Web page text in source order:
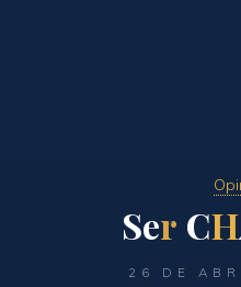
Ser CCH
26 DE